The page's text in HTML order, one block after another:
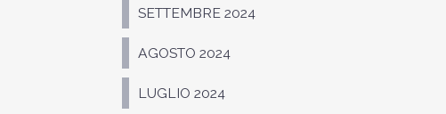
SETTEMBRE 2024
AGOSTO 2024
LUGLIO 2024